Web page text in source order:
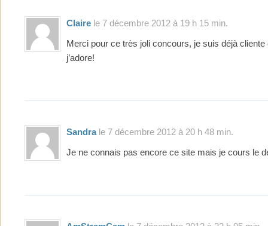
Claire le 7 décembre 2012 à 19 h 15 min.
Merci pour ce très joli concours, je suis déjà cliente
j’adore!
Sandrale 7 décembre 2012 à 20 h 48 min.
Je ne connais pas encore ce site mais je cours le